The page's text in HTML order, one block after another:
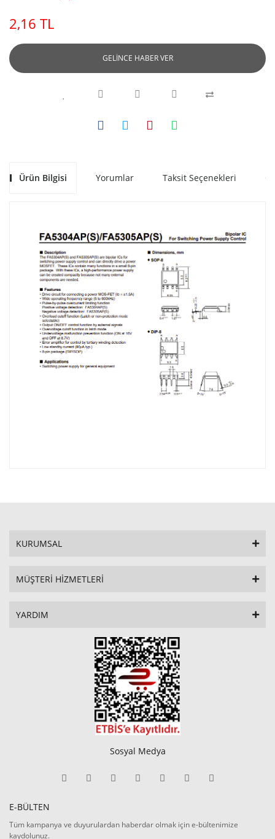
2,16 TL
GELİNCE HABER VER
Ürün Bilgisi Yorumlar Taksit Seçenekleri
KURUMSAL
MÜŞTERİ HİZMETLERİ
YARDIM
Sosyal Medya
E-BÜLTEN
Tüm kampanya ve duyurulardan haberdar olmak için e-bültenimize
kaydolunuz.